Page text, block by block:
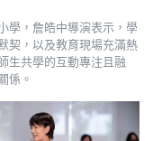
學，詹皓中導演表示，學
契，以及教育現場充滿熱
生共學的互動專注且融
係。